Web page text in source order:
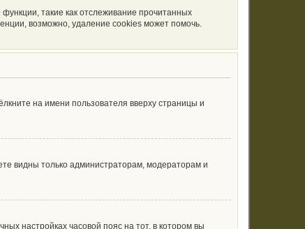
такие как отслеживание прочитанных
возможно, удаление cookies может помочь.
на имени пользователя вверху страницы и
видны только администраторам, модераторам и
настройках часовой пояс на тот, в котором вы